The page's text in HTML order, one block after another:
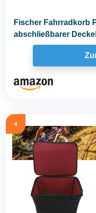
Fischer Fahrradkorb
abschließbarer
4